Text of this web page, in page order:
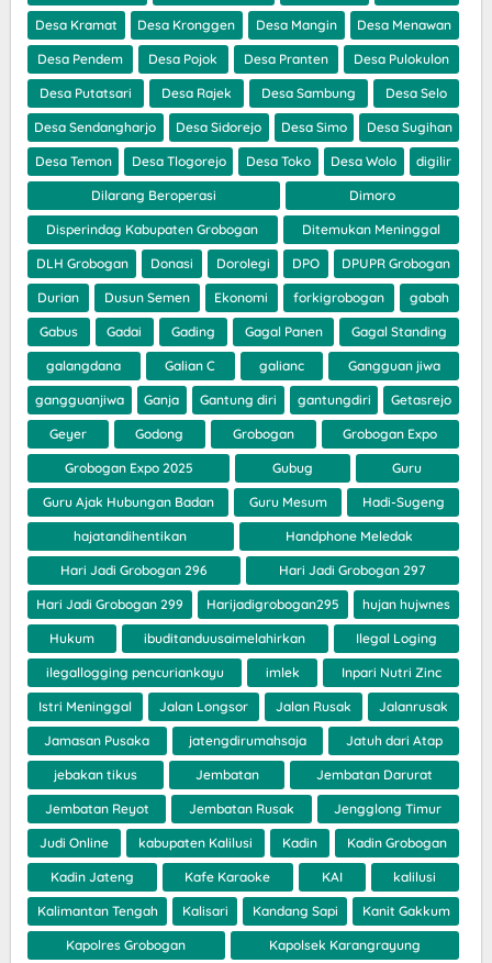
Desa Kramat Desa Kronggen Desa Mangin Desa Menawan
Desa Pendem Desa Pojok Desa Pranten Desa Pulokulon
Desa Putatsari Desa Rajek Desa Sambung Desa Selo
Desa Sendangharjo Desa Sidorejo Desa Simo Desa Sugihan
Desa Temon Desa Tlogorejo Desa Toko Desa Wolo digilir
Dilarang Beroperasi Dimoro
Disperindag Kabupaten Grobogan Ditemukan Meninggal
DLH Grobogan Donasi Dorolegi DPO DPUPR Grobogan
Durian Dusun Semen Ekonomi forkigrobogan gabah
Gabus Gadai Gading Gagal Panen Gagal Standing
galangdana Galian C galianc Gangguan jiwa
gangguanjiwa Ganja Gantung diri gantungdiri Getasrejo
Geyer Godong Grobogan Grobogan Expo
Grobogan Expo 2025 Gubug Guru
Guru Ajak Hubungan Badan Guru Mesum Hadi-Sugeng
hajatandihentikan Handphone Meledak
Hari Jadi Grobogan 296 Hari Jadi Grobogan 297
Hari Jadi Grobogan 299 Harijadigrobogan295 hujan hujwnes
Hukum ibuditanduusaimelahirkan Ilegal Loging
ilegallogging pencuriankayu imlek Inpari Nutri Zinc
Istri Meninggal Jalan Longsor Jalan Rusak Jalanrusak
Jamasan Pusaka jatengdirumahsaja Jatuh dari Atap
jebakan tikus Jembatan Jembatan Darurat
Jembatan Reyot Jembatan Rusak Jengglong Timur
Judi Online kabupaten Kalilusi Kadin Kadin Grobogan
Kadin Jateng Kafe Karaoke KAI kalilusi
Kalimantan Tengah Kalisari Kandang Sapi Kanit Gakkum
Kapolres Grobogan Kapolsek Karangrayung